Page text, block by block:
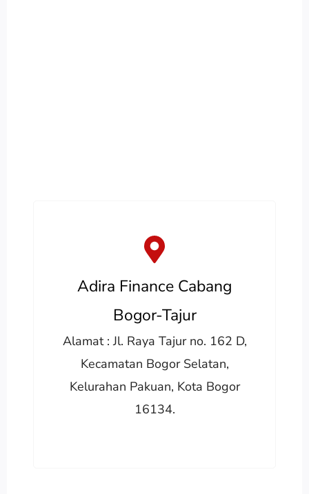
Adira Finance Cabang
Bogor-Tajur
Alamat : Jl. Raya Tajur no. 162 D,
Kecamatan Bogor Selatan,
Kelurahan Pakuan, Kota Bogor
16134.